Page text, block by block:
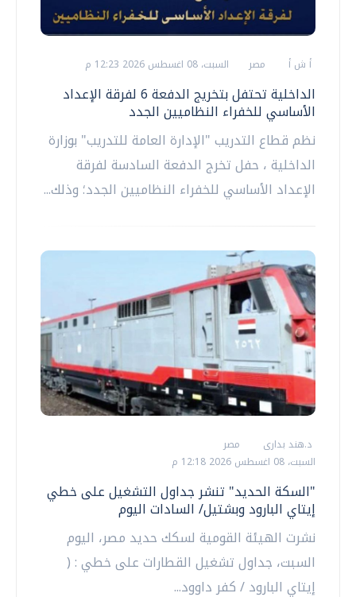
أ ش أ مصر السبت، 08 اغسطس 2026 12:23 م
الداخلية تحتفل بتخريج الدفعة 6 لفرقة الإعداد
الأساسي للخفراء النظاميين الجدد
نظم قطاع التدريب "الإدارة العامة للتدريب" بوزارة
الداخلية ، حفل تخرج الدفعة السادسة لفرقة
الإعداد الأساسي للخفراء النظاميين الجدد؛ وذلك...
د.هند بدارى
مصر
السبت، 08 اغسطس 2026 12:18 م
"السكة الحديد" تنشر جداول التشغيل على خطي
إيتاي البارود وبشتيل/ السادات اليوم
نشرت الهيئة القومية لسكك حديد مصر، اليوم
السبت، جداول تشغيل القطارات على خطي : (
إيتاي البارود / كفر داوود...